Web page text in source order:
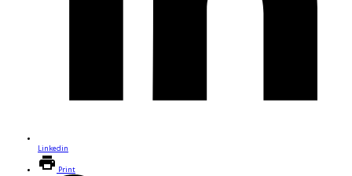
Linkedin
Print